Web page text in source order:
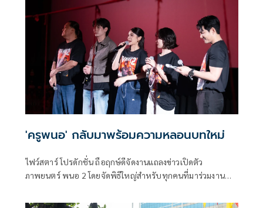
และ JAI Studios เข้าฉาย 29 มกราคมนี้ ในโรงภาพยนตร์
'ครูพนอ' กลับมาพร้อมความหลอนบทใหม่
ไฟว์สตาร์ โปรดักชั่น ถือฤกษ์ดีจัดงานแถลงข่าวเปิดตัว
ภาพยนตร์ พนอ 2 โดยจัดพิธีใหญ่สำหรับทุกคนที่มาร่วมงาน
เปิดโภคทรัพย์ให้ทุกท่านได้รับเงินรับทองรับแต่สิ่งดีๆตลอดไป